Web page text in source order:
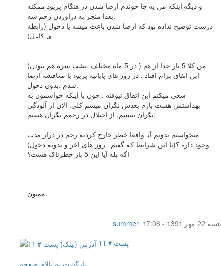
و دیگه اینکه من یه جا خوندم ارضا شدن در هنگام پریود ممکنه
بعدا منجر به دراوردن رحم شه.
درست توضیح نداده بود که ارضا شدن باعث میشه یا دخول (رابطه
ی کامل)
من کلا 5 بار جدا از هم ( در 5 ماه مختلف .پشت سره هم نبودن)
این اتفاق برام افتاد . در روز های پایانیه پریود با معاقشه ارضا
شدم .بدون دخول.
سعی میکنم این اتفاق نیوفته . چون با اینکه حواسمون به
بهداشتش هست بازم بعدش نگران میشم کلی. الان از آلودگی
نگران نیستم. از اختلال در رحمم نگران هستم.
میخواستم بدونم آیا واقعا خطر خارج کردنه رحم در دراز مدت
وجود داره ؟(با این شرایط که گفتم . روز های اخر و بدونه دخول)
اگه بله آیا این 5 بار خطرناک هست؟
ممنون.
summer,
شنبه 22 مهر 1391 - 17:08
پست # 11
بازگشت به بالای صفحه